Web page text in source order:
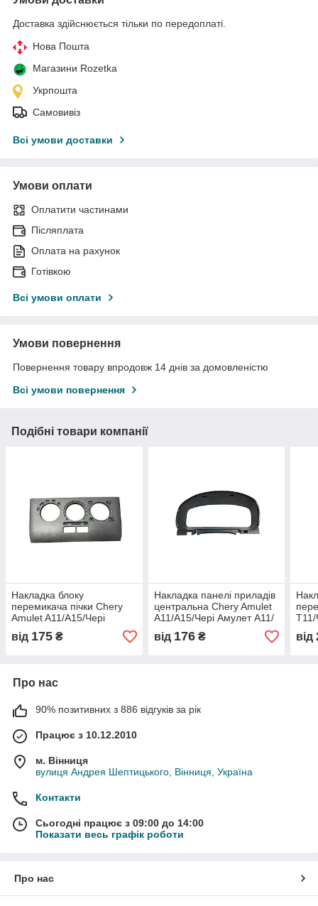
Доставка здійснюється тільки по передоплаті.
Нова Пошта
Магазини Rozetka
Укрпошта
Самовивіз
Всі умови доставки
Умови оплати
Оплатити частинами
Післяплата
Оплата на рахунок
Готівкою
Всі умови оплати
Умови повернення
Повернення товару впродовж 14 днів за домовленістю
Всі умови повернення
Подібні товари компанії
Накладка блоку
перемикача пічки Chery
Amulet A11/A15/Чері
Амулет А11/А15 - A15-
8112021BE, (з розбірки)
від 175 ₴
Накладка панелі приладів
центральна Chery Amulet
A11/A15/Чері Амулет А11/
А15 - A15-5305361, (з
розбірки)
від 176₴
T11/
від
Про нас
90% позитивних з 886 відгуків за рік
Працює з 10.12.2010
м. Вінниця
вулиця Андрея Шептицького, Вінниця, Україна
Контакти
Сьогодні працює з 09:00 до 14:00
Показати весь графік роботи
Про нас